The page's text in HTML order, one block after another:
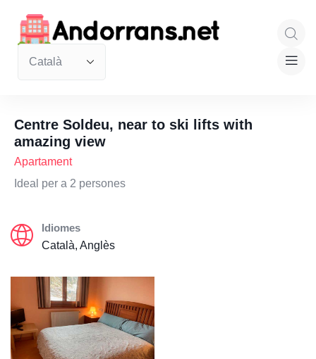
Centre Soldeu, near to ski lifts with
amazing view
Apartament
Ideal per a 2 persones
Idiomes
Català, Anglès